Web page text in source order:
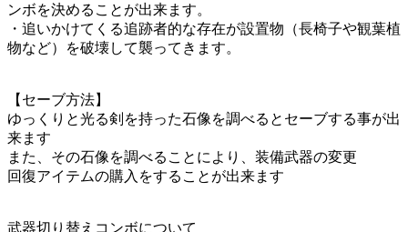
ンボを決めることが出来ます。
・追いかけてくる追跡者的な存在が設置物（長椅子や観葉植
物など）を破壊して襲ってきます。
【セーブ方法】
ゆっくりと光る剣を持った石像を調べるとセーブする事が出
来ます
また、その石像を調べることにより、装備武器の変更
回復アイテムの購入をすることが出来ます
武器切り替えコンボについて